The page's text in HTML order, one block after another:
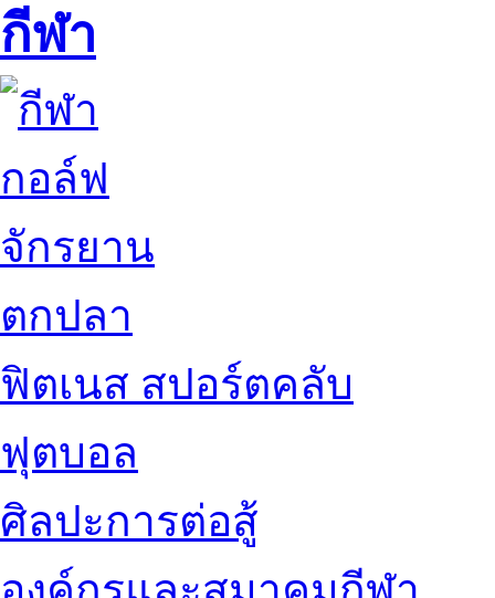
กีฬา
กอล์ฟ
จักรยาน
ตกปลา
ฟิตเนส สปอร์ตคลับ
ฟุตบอล
ศิลปะการต่อสู้